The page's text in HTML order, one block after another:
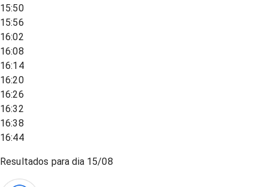
15:50
15:56
16:02
16:08
16:14
16:20
16:26
16:32
16:38
16:44
Resultados para dia 15/08